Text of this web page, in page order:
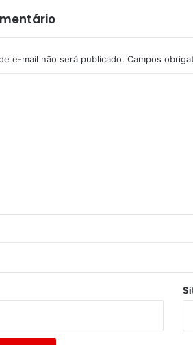
e-mail não será publicado. Campos